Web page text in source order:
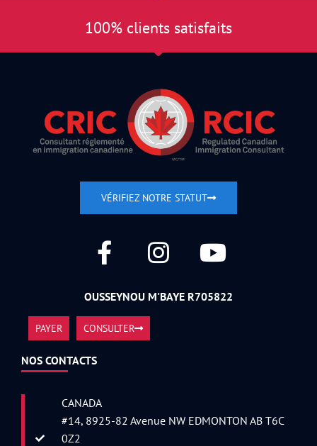
100% clients satisfaits
VÉRIFIEZ NOTRE STATUT
OUSSEYNOU M'BAYE R705822
PAYER CONSULTER
NOS CONTACTS
CANADA
#14, 8925-82 Avenue NW EDMONTON AB T6C
0Z2